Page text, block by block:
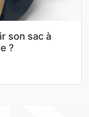
son sac à
?